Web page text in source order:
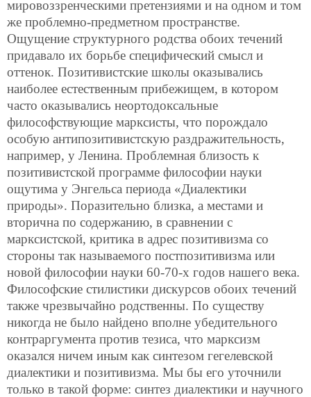
мировоззренческими претензиями и на одном и том
же проблемно-предметном пространстве.
Ощущение структурного родства обоих течений
придавало их борьбе специфический смысл и
оттенок. Позитивистские школы оказывались
наиболее естественным прибежищем, в котором
часто оказывались неортодоксальные
философствующие марксисты, что порождало
особую антипозитивистскую раздражительность,
например, у Ленина. Проблемная близость к
позитивистской программе философии науки
ощутима у Энгельса периода «Диалектики
природы». Поразительно близка, а местами и
вторична по содержанию, в сравнении с
марксистской, критика в адрес позитивизма со
стороны так называемого постпозитивизма или
новой философии науки 60-70-х годов нашего века.
Философские стилистики дискурсов обоих течений
также чрезвычайно родственны. По существу
никогда не было найдено вполне убедительного
контраргумента против тезиса, что марксизм
оказался ничем иным как синтезом гегелевской
диалектики и позитивизма. Мы бы его уточнили
только в такой форме: синтез диалектики и научного